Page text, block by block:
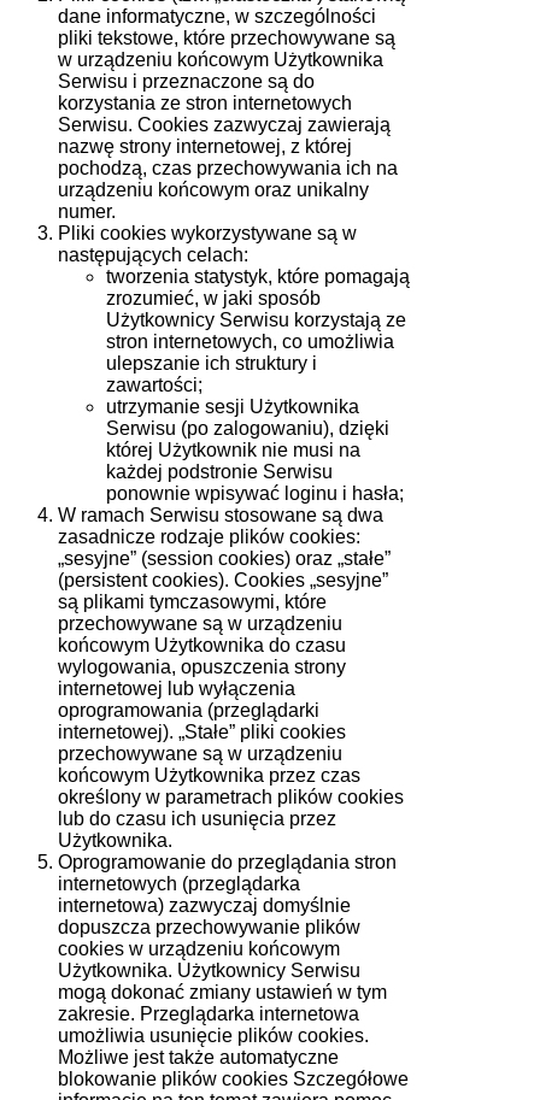
dane informatyczne, w szczególności
pliki tekstowe, które przechowywane są
w urządzeniu końcowym Użytkownika
Serwisu i przeznaczone są do
korzystania ze stron internetowych
Serwisu. Cookies zazwyczaj zawierają
nazwę strony internetowej, z której
pochodzą, czas przechowywania ich na
urządzeniu końcowym oraz unikalny
numer.
Pliki cookies wykorzystywane są w
następujących celach:
tworzenia statystyk, które pomagają
zrozumieć, w jaki sposób
Użytkownicy Serwisu korzystają ze
stron internetowych, co umożliwia
ulepszanie ich struktury i
zawartości;
utrzymanie sesji Użytkownika
Serwisu (po zalogowaniu), dzięki
której Użytkownik nie musi na
każdej podstronie Serwisu
ponownie wpisywać loginu i hasła;
W ramach Serwisu stosowane są dwa
zasadnicze rodzaje plików cookies:
„sesyjne” (session cookies) oraz „stałe”
(persistent cookies). Cookies „sesyjne”
są plikami tymczasowymi, które
przechowywane są w urządzeniu
końcowym Użytkownika do czasu
wylogowania, opuszczenia strony
internetowej lub wyłączenia
oprogramowania (przeglądarki
internetowej). „Stałe” pliki cookies
przechowywane są w urządzeniu
końcowym Użytkownika przez czas
określony w parametrach plików cookies
lub do czasu ich usunięcia przez
Użytkownika.
Oprogramowanie do przeglądania stron
internetowych (przeglądarka
internetowa) zazwyczaj domyślnie
dopuszcza przechowywanie plików
cookies w urządzeniu końcowym
Użytkownika. Użytkownicy Serwisu
mogą dokonać zmiany ustawień w tym
zakresie. Przeglądarka internetowa
umożliwia usunięcie plików cookies.
Możliwe jest także automatyczne
blokowanie plików cookies Szczegółowe